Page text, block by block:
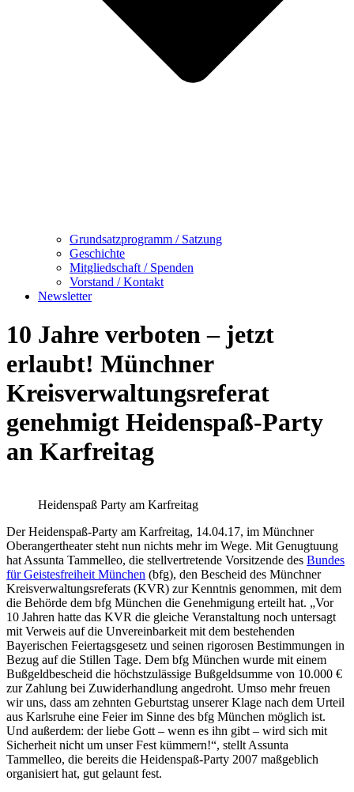
Grundsatzprogramm / Satzung
Geschichte
Mitgliedschaft / Spenden
Vorstand / Kontakt
Newsletter
10 Jahre verboten – jetzt
erlaubt! Münchner
Kreisverwaltungsreferat
genehmigt Heidenspaß-Party
an Karfreitag
Heidenspaß Party am Karfreitag
Der Heidenspaß-Party am Karfreitag, 14.04.17, im Münchner
Oberangertheater steht nun nichts mehr im Wege. Mit Genugtuung
hat Assunta Tammelleo, die stellvertretende Vorsitzende des Bundes
für Geistesfreiheit München (bfg), den Bescheid des Münchner
Kreisverwaltungsreferats (KVR) zur Kenntnis genommen, mit dem
die Behörde dem bfg München die Genehmigung erteilt hat. „Vor
10 Jahren hatte das KVR die gleiche Veranstaltung noch untersagt
mit Verweis auf die Unvereinbarkeit mit dem bestehenden
Bayerischen Feiertagsgesetz und seinen rigorosen Bestimmungen in
Bezug auf die Stillen Tage. Dem bfg München wurde mit einem
Bußgeldbescheid die höchstzulässige Bußgeldsumme von 10.000 €
zur Zahlung bei Zuwiderhandlung angedroht. Umso mehr freuen
wir uns, dass am zehnten Geburtstag unserer Klage nach dem Urteil
aus Karlsruhe eine Feier im Sinne des bfg München möglich ist.
Und außerdem: der liebe Gott – wenn es ihn gibt – wird sich mit
Sicherheit nicht um unser Fest kümmern!“, stellt Assunta
Tammelleo, die bereits die Heidenspaß-Party 2007 maßgeblich
organisiert hat, gut gelaunt fest.